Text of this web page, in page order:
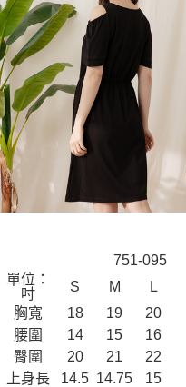
751-095
單位：
吋
S M L
胸寬
18 19 20
腰圍
14 15 16
臀圍
20 21 22
上身長
14.5 14.75 15